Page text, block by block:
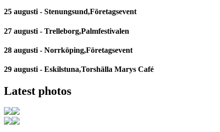
25 augusti - Stenungsund,Företagsevent
27 augusti - Trelleborg,Palmfestivalen
28 augusti - Norrköping,Företagsevent
29 augusti - Eskilstuna,Torshälla Marys Café
Latest photos